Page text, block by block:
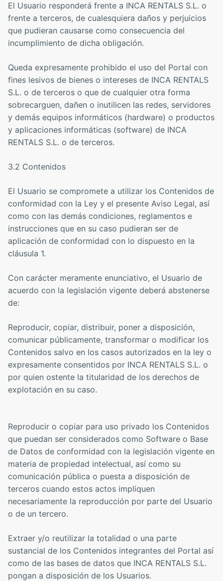
El Usuario responderá frente a INCA RENTALS S.L. o
frente a terceros, de cualesquiera daños y perjuicios
que pudieran causarse como consecuencia del
incumplimiento de dicha obligación.
Queda expresamente prohibido el uso del Portal con
fines lesivos de bienes o intereses de INCA RENTALS
S.L. o de terceros o que de cualquier otra forma
sobrecarguen, dañen o inutilicen las redes, servidores
y demás equipos informáticos (hardware) o productos
y aplicaciones informáticas (software) de INCA
RENTALS S.L. o de terceros.
3.2 Contenidos
El Usuario se compromete a utilizar los Contenidos de
conformidad con la Ley y el presente Aviso Legal, así
como con las demás condiciones, reglamentos e
instrucciones que en su caso pudieran ser de
aplicación de conformidad con lo dispuesto en la
cláusula 1.
Con carácter meramente enunciativo, el Usuario de
acuerdo con la legislación vigente deberá abstenerse
de:
Reproducir, copiar, distribuir, poner a disposición,
comunicar públicamente, transformar o modificar los
Contenidos salvo en los casos autorizados en la ley o
expresamente consentidos por INCA RENTALS S.L. o
por quien ostente la titularidad de los derechos de
explotación en su caso.
Reproducir o copiar para uso privado los Contenidos
que puedan ser considerados como Software o Base
de Datos de conformidad con la legislación vigente en
materia de propiedad intelectual, así como su
comunicación pública o puesta a disposición de
terceros cuando estos actos impliquen
necesariamente la reproducción por parte del Usuario
o de un tercero.
Extraer y/o reutilizar la totalidad o una parte
sustancial de los Contenidos integrantes del Portal así
como de las bases de datos que INCA RENTALS S.L.
pongan a disposición de los Usuarios.